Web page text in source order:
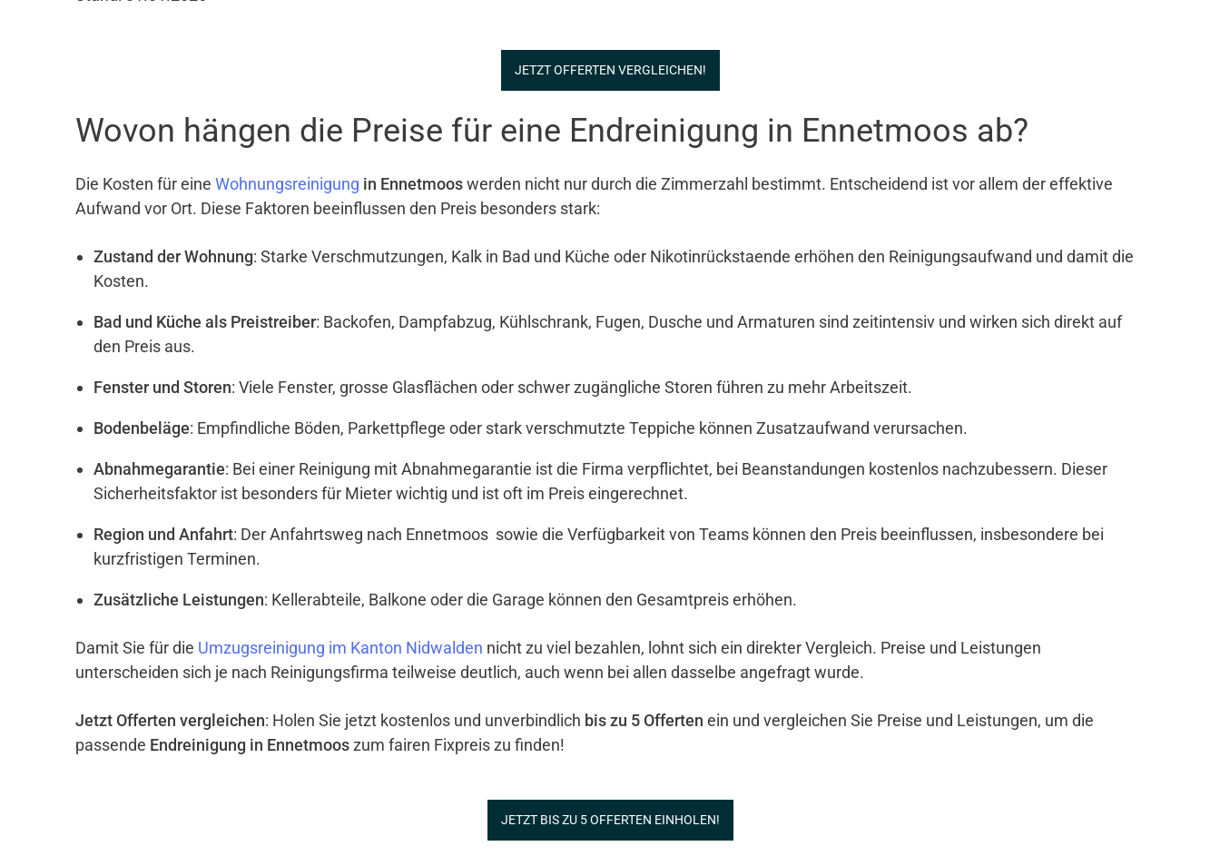
JETZT OFFERTEN VERGLEICHEN!
Wovon hängen die Preise für eine Endreinigung in Ennetmoos ab?
Die Kosten für eine Wohnungsreinigung in Ennetmooswerden nicht nur durch die Zimmerzahl bestimmt. Entscheidend ist vor allem der effektive
Aufwand vor Ort. Diese Faktoren beeinflussen den Preis besonders stark:
Zustand der Wohnung: Starke Verschmutzungen, Kalk in Bad und Küche oder Nikotinrückstaende erhöhen den Reinigungsaufwand und damit die
Kosten.
Bad und Küche als Preistreiber: Backofen, Dampfabzug, Kühlschrank, Fugen, Dusche und Armaturen sind zeitintensiv und wirken sich direkt auf
den Preis aus.
Fenster und Storen: Viele Fenster, grosse Glasflächen oder schwer zugängliche Storen führen zu mehr Arbeitszeit.
Bodenbeläge: Empfindliche Böden, Parkettpflege oder stark verschmutzte Teppiche können Zusatzaufwand verursachen.
Abnahmegarantie: Bei einer Reinigung mit Abnahmegarantie ist die Firma verpflichtet, bei Beanstandungen kostenlos nachzubessern. Dieser
Sicherheitsfaktor ist besonders für Mieter wichtig und ist oft im Preis eingerechnet.
Region und Anfahrt: Der Anfahrtsweg nach Ennetmoos sowie die Verfügbarkeit von Teams können den Preis beeinflussen, insbesondere bei
kurzfristigen Terminen.
Zusätzliche Leistungen: Kellerabteile, Balkone oder die Garage können den Gesamtpreis erhöhen.
Damit Sie für die Umzugsreinigung im Kanton Nidwalden nicht zu viel bezahlen, lohnt sich ein direkter Vergleich. Preise und Leistungen
unterscheiden sich je nach Reinigungsfirma teilweise deutlich, auch wenn bei allen dasselbe angefragt wurde.
Jetzt Offerten vergleichen: Holen Sie jetzt kostenlos und unverbindlich bis zu 5 Offerten ein und vergleichen Sie Preise und Leistungen, um die
passende Endreinigung in Ennetmooszum fairen Fixpreis zu finden!
JETZT BIS ZU 5 OFFERTEN EINHOLEN!